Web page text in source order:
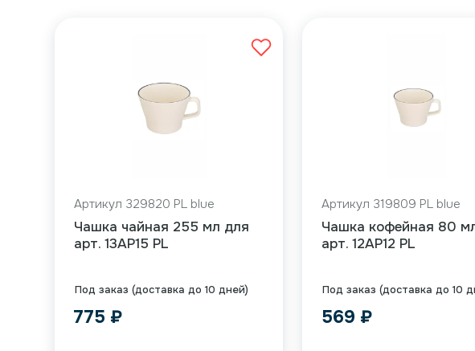
Под заказ (доставка до 10 дней)
Артикул 329820 PL blue
Чашка чайная 255 мл для
арт. 13AP15 PL
775 ₽
Под заказ (доставка до 10
Артикул 319809 PL blue
Чашка кофейная 80
арт. 12AP12 PL
569 ₽